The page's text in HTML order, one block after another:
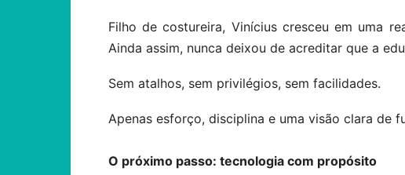
Filho de costureira, Vinícius cresceu em uma
Ainda assim, nunca deixou de acreditar que a
Sem atalhos, sem privilégios, sem facilidades.
Apenas esforço, disciplina e uma visão clara de
O próximo passo: tecnologia com propósito